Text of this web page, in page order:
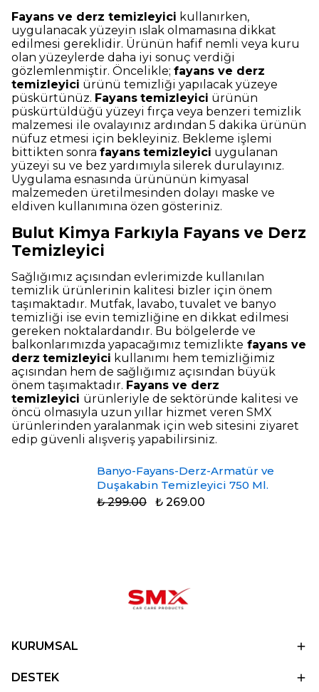
Fayans ve derz temizleyici kullanırken,
uygulanacak yüzeyin ıslak olmamasına dikkat
edilmesi gereklidir. Ürünün hafif nemli veya kuru
olan yüzeylerde daha iyi sonuç verdiği
gözlemlenmiştir. Öncelikle; fayans ve derz
temizleyici ürünü temizliği yapılacak yüzeye
püskürtünüz. Fayans temizleyici ürünün
püskürtüldüğü yüzeyi fırça veya benzeri temizlik
malzemesi ile ovalayınız ardından 5 dakika ürünün
nüfuz etmesi için bekleyiniz. Bekleme işlemi
bittikten sonra fayans temizleyici uygulanan
yüzeyi su ve bez yardımıyla silerek durulayınız.
Uygulama esnasında ürününün kimyasal
malzemeden üretilmesinden dolayı maske ve
eldiven kullanımına özen gösteriniz.
Bulut Kimya Farkıyla Fayans ve Derz
Temizleyici
Sağlığımız açısından evlerimizde kullanılan
temizlik ürünlerinin kalitesi bizler için önem
taşımaktadır. Mutfak, lavabo, tuvalet ve banyo
temizliği ise evin temizliğine en dikkat edilmesi
gereken noktalardandır. Bu bölgelerde ve
balkonlarımızda yapacağımız temizlikte fayans ve
derz temizleyici kullanımı hem temizliğimiz
açısından hem de sağlığımız açısından büyük
önem taşımaktadır. Fayans ve derz
temizleyici ürünleriyle de sektöründe kalitesi ve
öncü olmasıyla uzun yıllar hizmet veren SMX
ürünlerinden yaralanmak için web sitesini ziyaret
edip güvenli alışveriş yapabilirsiniz.
Banyo-Fayans-Derz-Armatür ve
Duşakabin Temizleyici 750 Ml.
₺ 299.00
₺ 269.00
KURUMSAL
DESTEK